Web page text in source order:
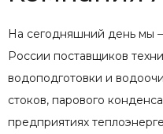
На сегодняшний день мы
России поставщиков
водоподготовки и
стоков, парового
предприятиях